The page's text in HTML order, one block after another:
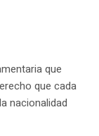
que
que cada
nacionalidad